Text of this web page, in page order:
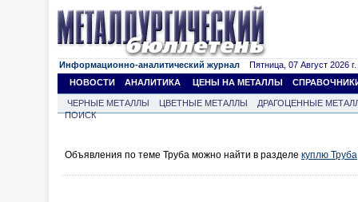
Информационно-аналитический журнал Пятница, 07 Август 2026 г.
НОВОСТИ
АНАЛИТИКА ЦЕНЫ НА МЕТАЛЛЫ
ЧЕРНЫЕ МЕТАЛЛЫ ЦВЕТНЫЕ МЕТАЛЛЫ
ДРАГОЦЕННЫЕ
ПОИСК
Объявления по теме Труба можно найти в разделе куплю Труба